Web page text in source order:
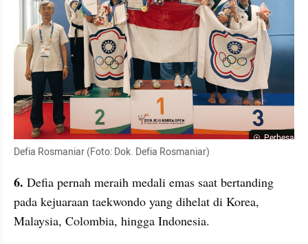
Perbesar
Defia Rosmaniar (Foto: Dok. Defia Rosmaniar)
6. Defia pernah meraih medali emas saat bertanding
pada kejuaraan taekwondo yang dihelat di Korea,
Malaysia, Colombia, hingga Indonesia.